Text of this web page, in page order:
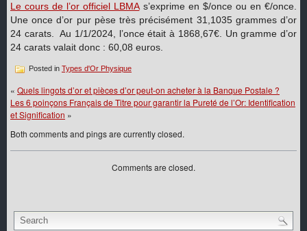
Le cours de l’or officiel LBMAs’exprime en $/once ou en €/once.
Une once d’or pur pèse très précisément 31,1035 grammes d’or
24 carats. Au 1/1/2024, l’once était à 1868,67€. Un gramme d’or
24 carats valait donc : 60,08 euros.
Posted in Types d'Or Physique
« Quels lingots d’or et pièces d’or peut-on acheter à la Banque Postale ?
Les 6 poinçons Français de Titre pour garantir la Pureté de l’Or: Identification
et Signification »
Both comments and pings are currently closed.
Comments are closed.